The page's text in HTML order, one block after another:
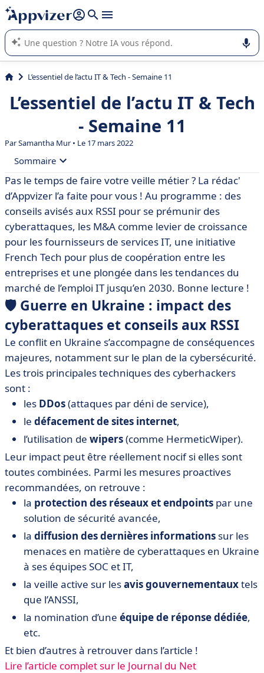
répondre (plusieurs lignes avec
L'IA de Appvizer vous guide dans l'utilisation ou la sélection de
logiciel SaaS en entreprise.
L’essentiel de l’actu IT & Tech - Semaine 11
L’essentiel de l’actu IT & Tech
- Semaine 11
ParSamantha Mur• Le 17 mars 2022
Sommaire
• 🛡 Guerre en Ukraine : impact des cyberattaques et
conseils aux RSSI
• 🤝 Faute de croissance, les fournisseurs de services IT
se tournent vers les fusions-acquisitions
• 🇫🇷 La French Tech Corporate Community veut
rapprocher les grands groupes et les start-up
• 🧲 Le marché de l’emploi IT attractif, mais tendu à
l’horizon 2030
• 🌳 Climate Act : 300 entreprises, surtout dans la tech,
réclament une réglementation plus contraignante
• 🧑‍💻✨ La tech s’enlise, comment les DSI peuvent se
libérer ?
Pas le temps de faire votre veille métier ? La rédac'
d’Appvizer l’a faite pour vous ! Au programme : des
conseils avisés aux RSSI pour se prémunir des
cyberattaques, les M&A comme levier de croissance
pour les fournisseurs de services IT, une initiative
French Tech pour plus de coopération entre les
entreprises et une plongée dans les tendances du
marché de l’emploi IT jusqu’en 2030. Bonne lecture !
🛡 Guerre en Ukraine : impact des
cyberattaques et conseils aux RSSI
Le conflit en Ukraine s’accompagne de conséquences
majeures, notamment sur le plan de la cybersécurité.
Les trois principales techniques des cyberhackers
sont :
les DDos(attaques par déni de service),
le défacement de sites internet,
l’utilisation de wipers(comme HermeticWiper).
Leur impact peut être réellement nocif si elles sont
toutes combinées. Parmi les mesures proactives
recommandées, on retrouve :
la protection des réseaux et endpoints par une
solution de sécurité avancée,
la diffusion des dernières informations sur les
menaces en matière de cyberattaques en Ukraine
à ses équipes SOC et IT,
la veille active sur lesavis gouvernementauxtels
que l’ANSSI,
la nomination d’une équipe de réponse dédiée,
etc.
Et bien d’autres à retrouver dans l’article !
Lire l’article complet sur le Journal du Net